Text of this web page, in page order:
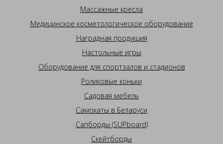
Массажные кресла
Медицинское косметологическое оборудование
Наградная продукция
Настольные игры
Оборудование для спортзалов и стадионов
Роликовые коньки
Садовая мебель
Самокаты в Беларуси
Сапборды (SUPboard)
Скейтборды